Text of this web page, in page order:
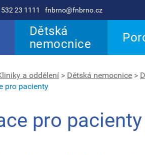
532 23 1111 fnbrno@fnbrno.cz
Dětská
nemocnice
a oddělení > Dětská nemocnice >
pro pacienty
pro pacienty